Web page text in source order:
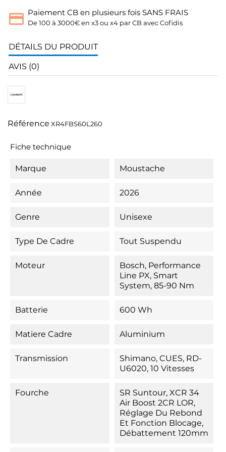
Paiement CB en plusieurs fois SANS FRAIS
De 100 à 3000€ en x3 ou x4 par CB avec Cofidis
DÉTAILS DU PRODUIT
AVIS (0)
Référence XR4FBS60L260
Fiche technique
Marque Moustache
Année 2026
Genre Unisexe
Type De Cadre Tout Suspendu
Moteur
Bosch, Performance
Line PX, Smart
System, 85-90 Nm
Batterie 600 Wh
Matiere Cadre Aluminium
Transmission
Shimano, CUES, RD-
U6020, 10 Vitesses
Fourche
SR Suntour, XCR 34
Air Boost 2CR LOR,
Réglage Du Rebond
Et Fonction Blocage,
Débattement 120mm